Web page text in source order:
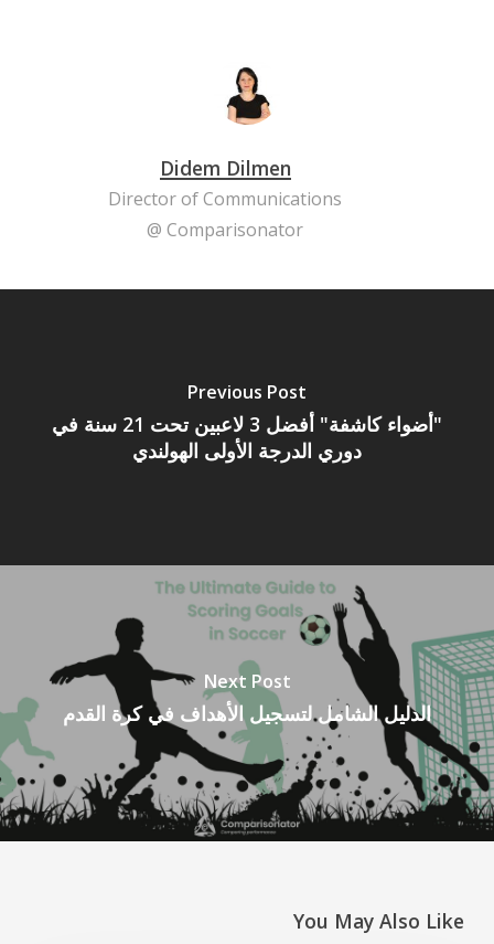
Didem Dilmen
Director of Communications
@ Comparisonator
Previous Post
"أضواء كاشفة" أفضل 3 لاعبين تحت 21 سنة في
دوري الدرجة الأولى الهولندي
Next Post
الدليل الشامل لتسجيل الأهداف في كرة القدم
You May Also Like